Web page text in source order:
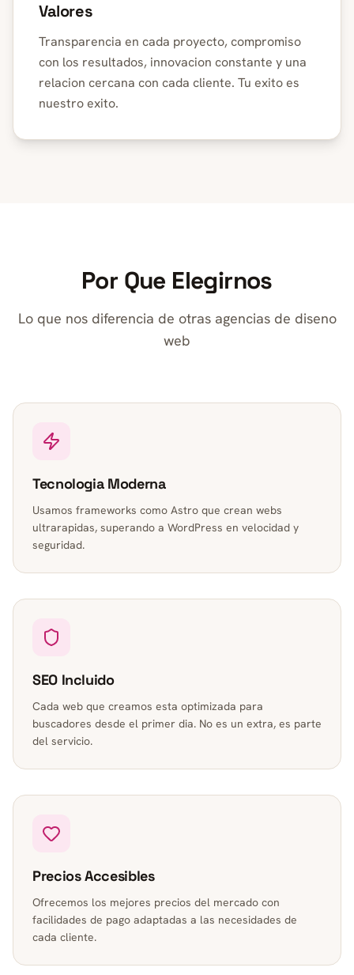
Valores
Transparencia en cada proyecto, compromiso
con los resultados, innovacion constante y una
relacion cercana con cada cliente. Tu exito es
nuestro exito.
Por Que Elegirnos
Lo que nos diferencia de otras agencias de diseno
web
Tecnologia Moderna
Usamos frameworks como Astro que crean webs
ultrarapidas, superando a WordPress en velocidad y
seguridad.
SEO Incluido
Cada web que creamos esta optimizada para
buscadores desde el primer dia. No es un extra, es parte
del servicio.
Precios Accesibles
Ofrecemos los mejores precios del mercado con
facilidades de pago adaptadas a las necesidades de
cada cliente.